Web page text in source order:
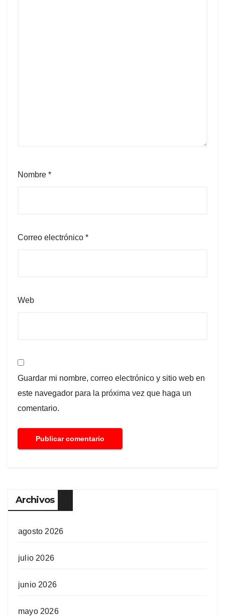
Nombre *
Correo electrónico *
Web
Guardar mi nombre, correo electrónico y sitio web en
este navegador para la próxima vez que haga un
comentario.
Archivos
agosto 2026
julio 2026
junio 2026
mayo 2026